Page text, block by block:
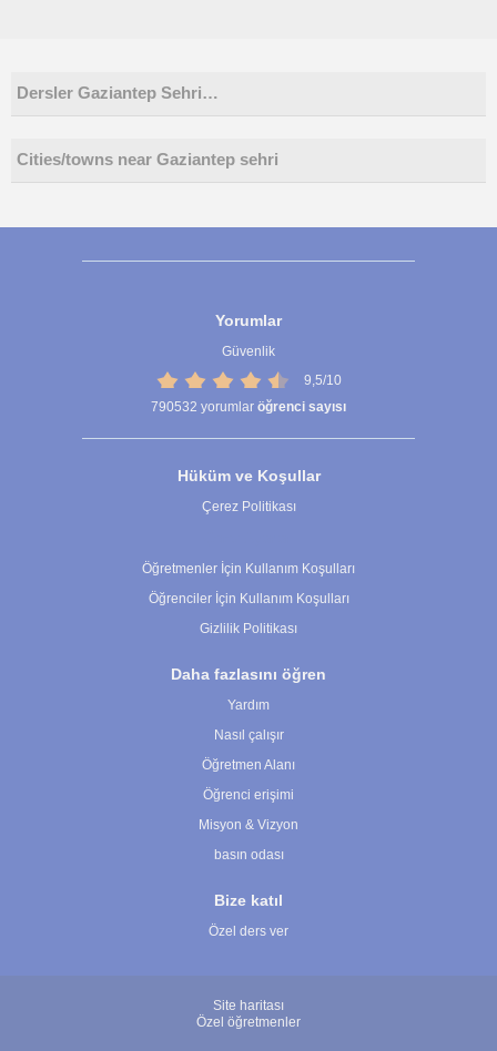
Dersler Gaziantep Sehri…
Cities/towns near Gaziantep sehri
Yorumlar
Güvenlik
9,5/10
790532 yorumlar öğrenci sayısı
Hüküm ve Koşullar
Çerez Politikası
Öğretmenler İçin Kullanım Koşulları
Öğrenciler İçin Kullanım Koşulları
Gizlilik Politikası
Daha fazlasını öğren
Yardım
Nasıl çalışır
Öğretmen Alanı
Öğrenci erişimi
Misyon & Vizyon
basın odası
Bize katıl
Özel ders ver
Site haritası
Özel öğretmenler